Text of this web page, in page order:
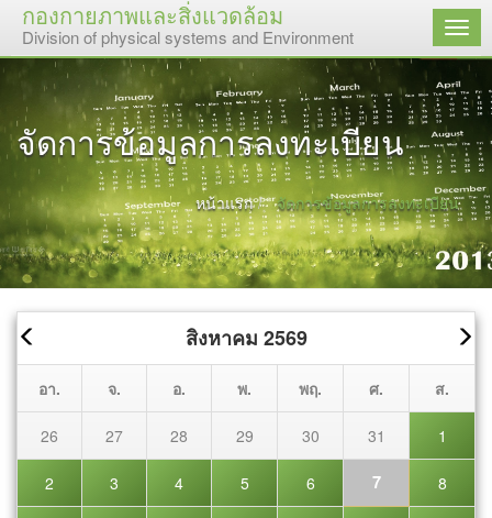
กองกายภาพและสิ่งแวดล้อม
Division of physical systems and Environment เมนู
จัดการข้อมูลการลงทะเบียน
หน้าแรก จัดการข้อมูลการลงทะเบียน
สิงหาคม 2569
อา. จ. อ. พ. พฤ. ศ. ส.
26 27 28 29 30 31 1
2 3 4 5 6 7 8